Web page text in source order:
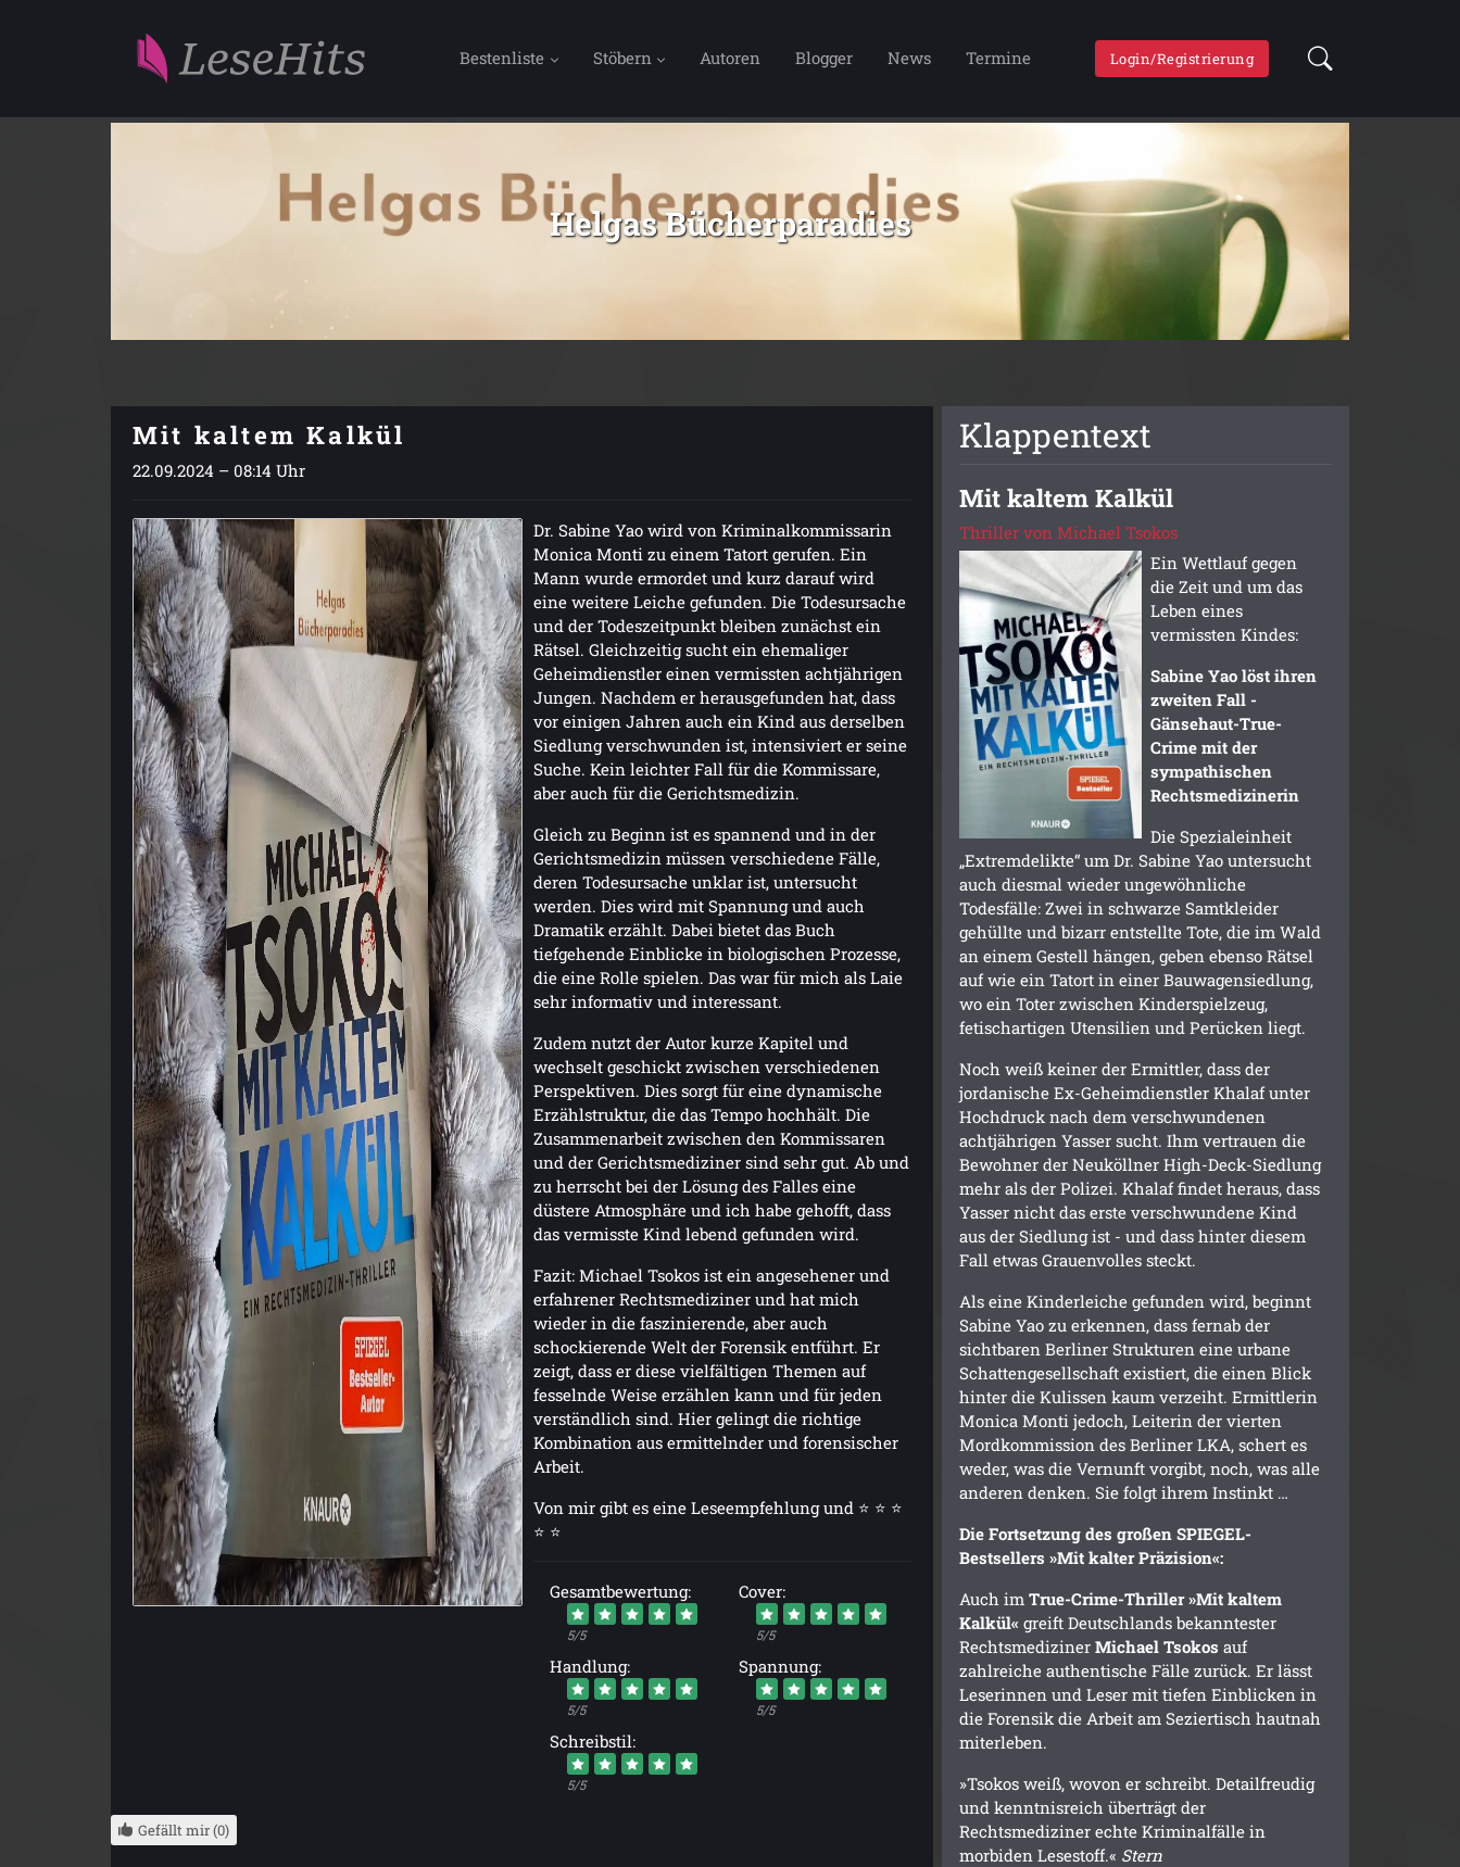
Bestenliste Stöbern Autoren Blogger News Termine Login/Registrierung
Helgas Bücherparadies
Mit kaltem Kalkül
22.09.2024 – 08:14 Uhr
Dr. Sabine Yao wird von Kriminalkommissarin
Monica Monti zu einem Tatort gerufen. Ein
Mann wurde ermordet und kurz darauf wird
eine weitere Leiche gefunden. Die Todesursache
und der Todeszeitpunkt bleiben zunächst ein
Rätsel. Gleichzeitig sucht ein ehemaliger
Geheimdienstler einen vermissten achtjährigen
Jungen. Nachdem er herausgefunden hat, dass
vor einigen Jahren auch ein Kind aus derselben
Siedlung verschwunden ist, intensiviert er seine
Suche. Kein leichter Fall für die Kommissare,
aber auch für die Gerichtsmedizin.
Gleich zu Beginn ist es spannend und in der
Gerichtsmedizin müssen verschiedene Fälle,
deren Todesursache unklar ist, untersucht
werden. Dies wird mit Spannung und auch
Dramatik erzählt. Dabei bietet das Buch
tiefgehende Einblicke in biologischen Prozesse,
die eine Rolle spielen. Das war für mich als Laie
sehr informativ und interessant.
Zudem nutzt der Autor kurze Kapitel und
wechselt geschickt zwischen verschiedenen
Perspektiven. Dies sorgt für eine dynamische
Erzählstruktur, die das Tempo hochhält. Die
Zusammenarbeit zwischen den Kommissaren
und der Gerichtsmediziner sind sehr gut. Ab und
zu herrscht bei der Lösung des Falles eine
düstere Atmosphäre und ich habe gehofft, dass
das vermisste Kind lebend gefunden wird.
Fazit: Michael Tsokos ist ein angesehener und
erfahrener Rechtsmediziner und hat mich
wieder in die faszinierende, aber auch
schockierende Welt der Forensik entführt. Er
zeigt, dass er diese vielfältigen Themen auf
fesselnde Weise erzählen kann und für jeden
verständlich sind. Hier gelingt die richtige
Kombination aus ermittelnder und forensischer
Arbeit.
Von mir gibt es eine Leseempfehlung und ⭐ ⭐ ⭐
⭐ ⭐
Gesamtbewertung:
5/5
Cover:
5/5
Handlung:
5/5
Spannung:
5/5
Schreibstil:
5/5
Gefällt mir (0)
Klappentext
Mit kaltem Kalkül
Thriller von Michael Tsokos
Ein Wettlauf gegen
die Zeit und um das
Leben eines
vermissten Kindes:
Sabine Yao löst ihren
zweiten Fall -
Gänsehaut-True-
Crime mit der
sympathischen
Rechtsmedizinerin
Die Spezialeinheit
„Extremdelikte“ um Dr. Sabine Yao untersucht
auch diesmal wieder ungewöhnliche
Todesfälle: Zwei in schwarze Samtkleider
gehüllte und bizarr entstellte Tote, die im Wald
an einem Gestell hängen, geben ebenso Rätsel
auf wie ein Tatort in einer Bauwagensiedlung,
wo ein Toter zwischen Kinderspielzeug,
fetischartigen Utensilien und Perücken liegt.
Noch weiß keiner der Ermittler, dass der
jordanische Ex-Geheimdienstler Khalaf unter
Hochdruck nach dem verschwundenen
achtjährigen Yasser sucht. Ihm vertrauen die
Bewohner der Neuköllner High-Deck-Siedlung
mehr als der Polizei. Khalaf findet heraus, dass
Yasser nicht das erste verschwundene Kind
aus der Siedlung ist - und dass hinter diesem
Fall etwas Grauenvolles steckt.
Als eine Kinderleiche gefunden wird, beginnt
Sabine Yao zu erkennen, dass fernab der
sichtbaren Berliner Strukturen eine urbane
Schattengesellschaft existiert, die einen Blick
hinter die Kulissen kaum verzeiht. Ermittlerin
Monica Monti jedoch, Leiterin der vierten
Mordkommission des Berliner LKA, schert es
weder, was die Vernunft vorgibt, noch, was alle
anderen denken. Sie folgt ihrem Instinkt …
Die Fortsetzung des großen SPIEGEL-
Bestsellers »Mit kalter Präzision«:
Auch imTrue-Crime-Thriller »Mit kaltem
Kalkül«greift Deutschlands bekanntester
RechtsmedizinerMichael Tsokosauf
zahlreiche authentische Fälle zurück. Er lässt
Leserinnen und Leser mit tiefen Einblicken in
die Forensik die Arbeit am Seziertisch hautnah
miterleben.
»Tsokos weiß, wovon er schreibt. Detailfreudig
und kenntnisreich überträgt der
Rechtsmediziner echte Kriminalfälle in
morbiden Lesestoff.« Stern